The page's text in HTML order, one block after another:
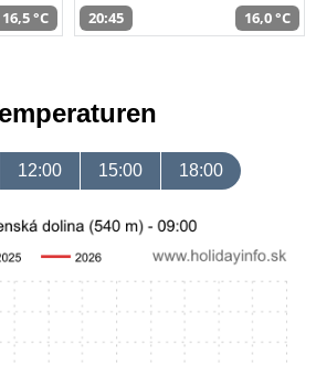
16,5 °C 20:45 16,0 °C
12:00 15:00 18:00